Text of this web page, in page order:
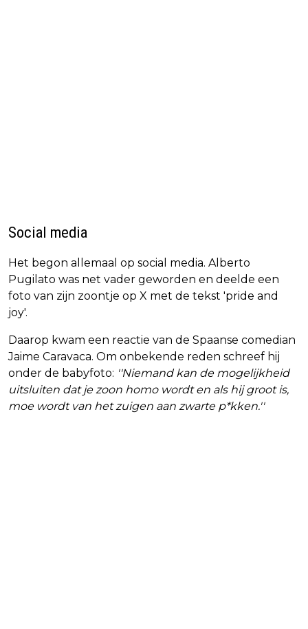
Social media
Het begon allemaal op social media. Alberto
Pugilato was net vader geworden en deelde een
foto van zijn zoontje op X met de tekst 'pride and
joy'.
Daarop kwam een reactie van de Spaanse comedian
Jaime Caravaca. Om onbekende reden schreef hij
onder de babyfoto: ''Niemand kan de mogelijkheid
uitsluiten dat je zoon homo wordt en als hij groot is,
moe wordt van het zuigen aan zwarte p*kken.''